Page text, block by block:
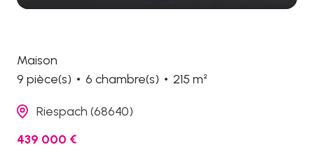
Maison
9 pièce(s)
6 chambre(s) 215 m²
Riespach (68640)
439 000 €